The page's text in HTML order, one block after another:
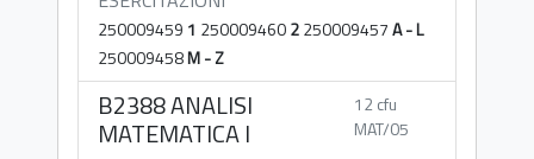
250009459 1 2500094602250009457A - L
250009458M - Z
B2388 ANALISI
MATEMATICA I
12 cfu
MAT/05